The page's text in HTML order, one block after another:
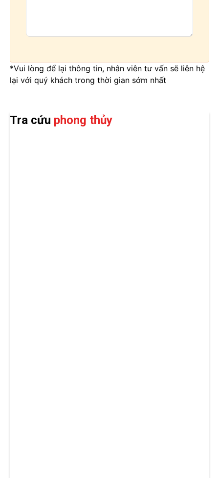
*Vui lòng để lại thông tin, nhân viên tư vấn sẽ liên hệ
lại với quý khách trong thời gian sớm nhất
Tra cứu phong thủy